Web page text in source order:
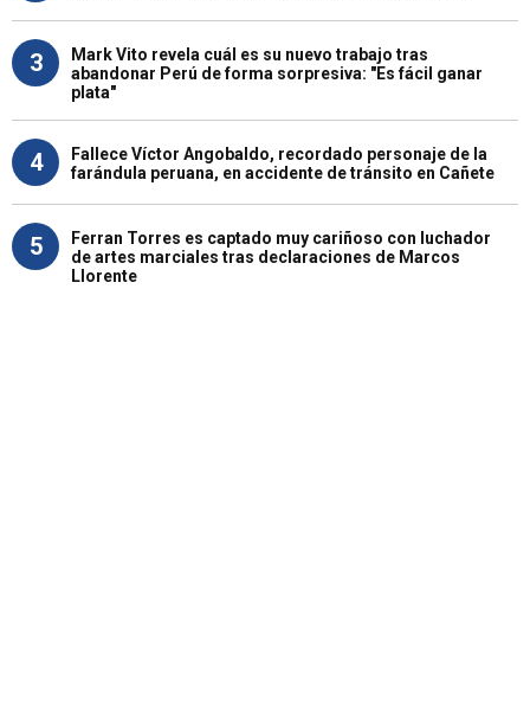
3
Mark Vito revela cuál es su nuevo trabajo tras
abandonar Perú de forma sorpresiva: "Es fácil ganar
plata"
4
Fallece Víctor Angobaldo, recordado personaje de la
farándula peruana, en accidente de tránsito en Cañete
5
Ferran Torres es captado muy cariñoso con luchador
de artes marciales tras declaraciones de Marcos
Llorente